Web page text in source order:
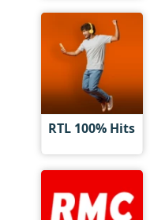
RTL 100% Hits